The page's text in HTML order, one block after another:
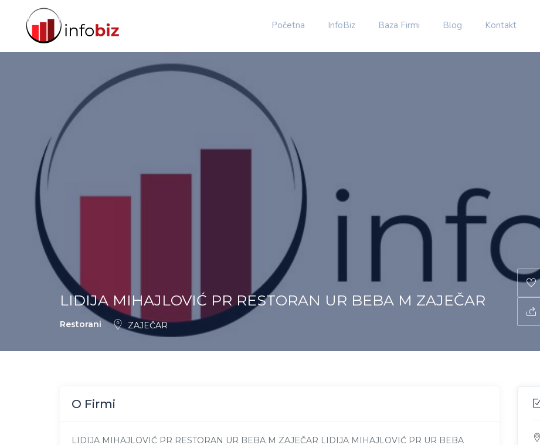
Početna InfoBiz Baza Firmi Blog Kontakt
LIDIJA MIHAJLOVIĆ PR RESTORAN UR BEBA M ZAJEČAR
Restorani ZAJEČAR
O Firmi
LIDIJA MIHAJLOVIĆ PR RESTORAN UR BEBA M ZAJEČAR LIDIJA MIHAJLOVIĆ PR UR BEBA